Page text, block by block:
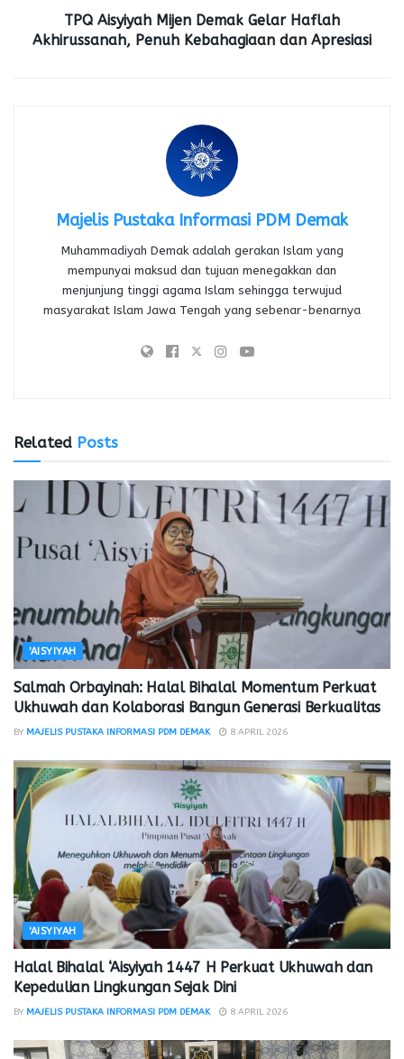
TPQ Aisyiyah Mijen Demak Gelar Haflah
Akhirussanah, Penuh Kebahagiaan dan Apresiasi
Majelis Pustaka Informasi PDM Demak
Muhammadiyah Demak adalah gerakan Islam yang
mempunyai maksud dan tujuan menegakkan dan
menjunjung tinggi agama Islam sehingga terwujud
masyarakat Islam Jawa Tengah yang sebenar-benarnya
Related Posts
'AISYIYAH
Salmah Orbayinah: Halal Bihalal Momentum Perkuat
Ukhuwah dan Kolaborasi Bangun Generasi Berkualitas
BY MAJELIS PUSTAKA INFORMASI PDM DEMAK 8 APRIL 2026
'AISYIYAH
Halal Bihalal ‘Aisyiyah 1447 H Perkuat Ukhuwah dan
Kepedulian Lingkungan Sejak Dini
BY MAJELIS PUSTAKA INFORMASI PDM DEMAK 8 APRIL 2026